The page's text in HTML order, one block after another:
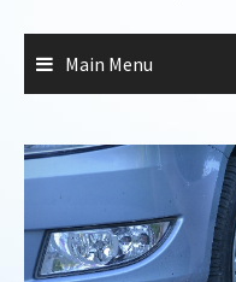
Main Menu